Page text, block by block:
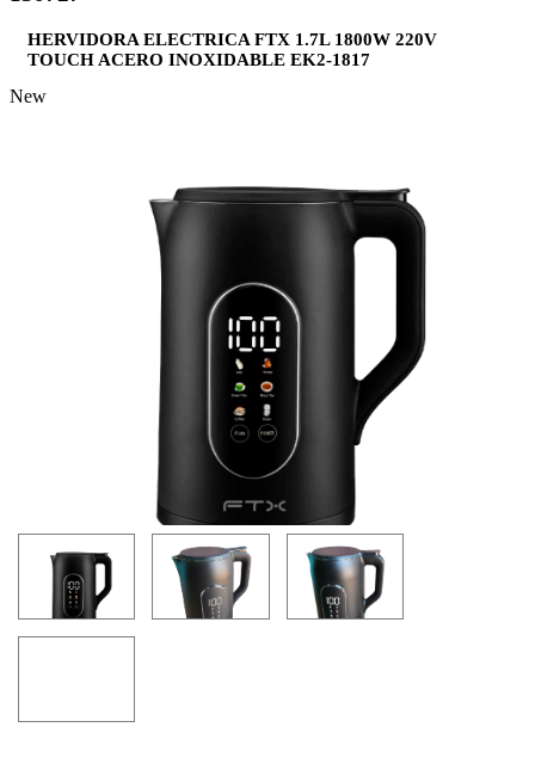
HERVIDORA ELECTRICA FTX 1.7L 1800W 220V
TOUCH ACERO INOXIDABLE EK2-1817
New